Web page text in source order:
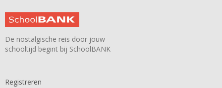
De nostalgische reis door jouw
schooltijd begint bij SchoolBANK
Registreren